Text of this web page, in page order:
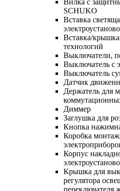
Вилка с
SCHUKO
Вставка
Вставка/
технологий
Выключатели,
Выключатель с
Выключатель
Датчик
Держатель для
Диммер
Заглушка для
Кнопка
Коробка
Корпус
Крышка для
регулятора